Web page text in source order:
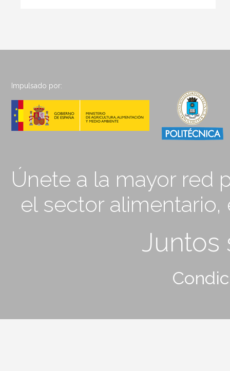
Impulsado por:
Únete a la mayor red
el sector
Juntos